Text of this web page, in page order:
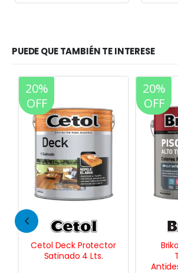
PUEDE QUE TAMBIÉN TE INTERESE
20%
OFF
Brikol Pisos Alto
Tránsito
20%
OFF
35%
OFF